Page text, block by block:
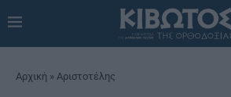
Αρχική » Αριστοτέλης